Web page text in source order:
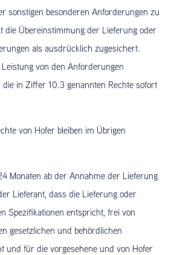
sonstigen besonderen Anforderungen zu
die Übereinstimmung der Lieferung oder
als ausdrücklich zugesichert.
von den Anforderungen
in Ziffer 10.3 genannten Rechte sofort
von Hofer bleiben im Übrigen
Monaten ab der Annahme der Lieferung
Lieferant, dass die Lieferung oder
Spezifikationen entspricht, frei von
gesetzlichen und behördlichen
und für die vorgesehene und von Hofer